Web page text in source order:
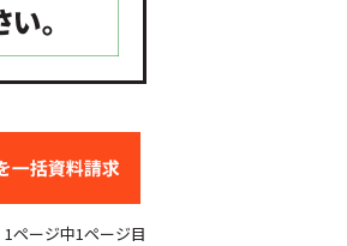
1ページ中1ページ目